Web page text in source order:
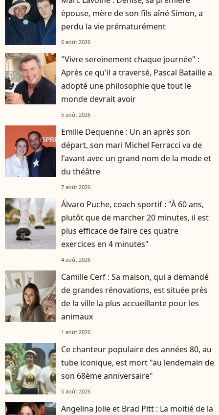
épouse, mère de son fils aîné Simon, a
perdu la vie prématurément
6 août 2026
"Vivre sereinement chaque journée" :
Après ce qu'il a traversé, Pascal Bataille a
adopté une philosophie que tout le
monde devrait avoir
5 août 2026
Emilie Dequenne : Un an après son
départ, son mari Michel Ferracci va de
l'avant avec un grand nom de la mode et
du théâtre
7 août 2026
Álvaro Puche, coach sportif : "À 60 ans,
plutôt que de marcher 20 minutes, il est
plus efficace de faire ces quatre
exercices en 4 minutes"
4 août 2026
Camille Cerf : Sa maison, qui a demandé
de grandes rénovations, est située près
de la ville la plus accueillante pour les
animaux
1 août 2026
Ce chanteur populaire des années 80, au
tube iconique, est mort "au lendemain de
son 68ème anniversaire"
5 août 2026
Angelina Jolie et Brad Pitt : La moitié de la